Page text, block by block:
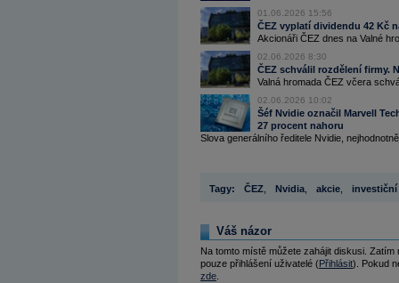
01.06.2026 15:56
ČEZ vyplatí dividendu 42 Kč
Akcionáři ČEZ dnes na Valné
02.06.2026 8:30
ČEZ schválil rozdělení firmy.
Valná hromada ČEZ včera
02.06.2026 10:02
Šéf Nvidie označil Marvell
27 procent nahoru
Slova generálního ředitele Nvidie,
Tagy: ČEZ Nvidia akcie
Váš názor
Na tomto místě můžete zahájit diskusi.
pouze přihlášení uživatelé (Přihlásit). Pokud
zde